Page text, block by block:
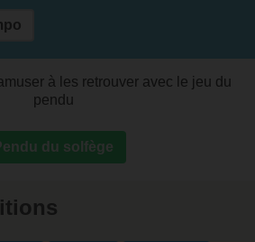
à les retrouver avec le jeu du
pendu
du solfège